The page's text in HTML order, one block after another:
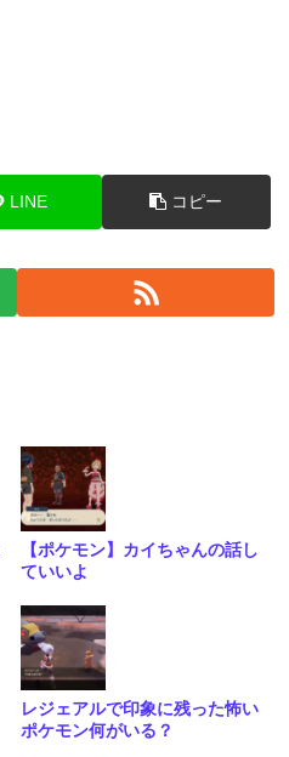
LINE コピー
【ポケモン】カイちゃんの話し
ていいよ
レジェアルで印象に残った怖い
ポケモン何がいる？